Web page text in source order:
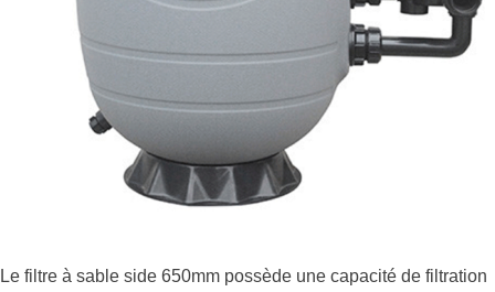
Le filtre à sable side 650mm possède une capacité de filtration